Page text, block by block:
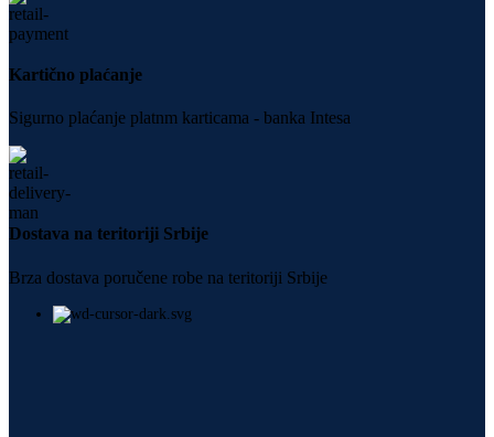
Kartično plaćanje
Sigurno plaćanje platnm karticama - banka Intesa
Dostava na teritoriji Srbije
Brza dostava poručene robe na teritoriji Srbije